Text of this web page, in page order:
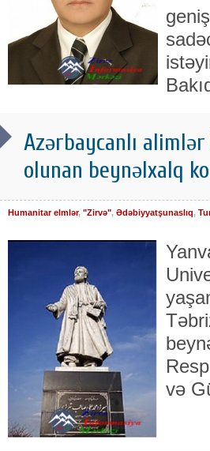
Azərbaycanlı alimlər
olunan beynəlxalq
Humanitar elmlər, "Zirvə", Ədəbiyyatşunaslıq,
və